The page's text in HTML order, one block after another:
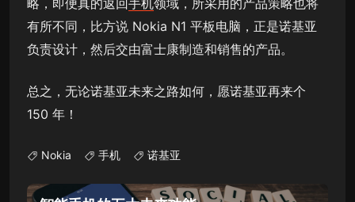
有所不同，比方说 Nokia N1 平板电脑，正是诺基亚
负责设计，然后交由富士康制造和销售的产品。
总之，无论诺基亚未来之路如何，愿诺基亚再来个
150 年！
Nokia 手机 诺基亚